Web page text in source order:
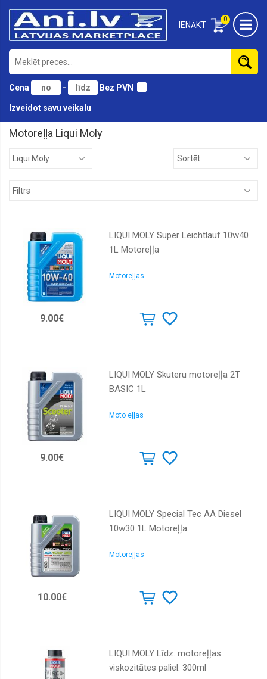
0
IENĀKT
Cena - Bez PVN
Izveidot savu veikalu
Castrol
ELF
Ford
Fuchs
GM
Igol
Meguin
Mercedes
Mobil
Motorex
Motul
Total
Toyota
Motoreļļa Liqui Moly
LIQUI MOLY Super Leichtlauf 10w40
1L Motoreļļa
Motoreļļas
9.00€
LIQUI MOLY Skuteru motoreļļa 2T
BASIC 1L
Moto eļļas
9.00€
LIQUI MOLY Special Tec AA Diesel
10w30 1L Motoreļļa
Motoreļļas
10.00€
LIQUI MOLY Līdz. motoreļļas
viskozitātes paliel. 300ml